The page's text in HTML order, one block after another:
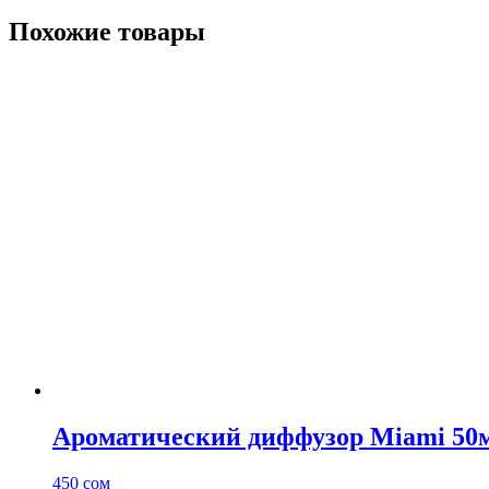
Похожие товары
Ароматический диффузор Miami
450 сом